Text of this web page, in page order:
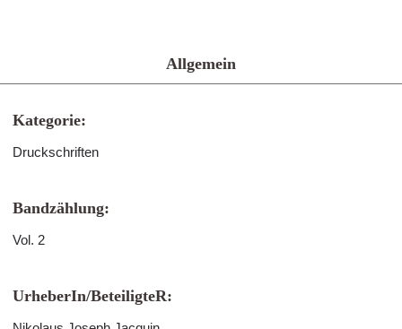
Allgemein
Kategorie:
Druckschriften
Bandzählung:
Vol. 2
UrheberIn/BeteiligteR: